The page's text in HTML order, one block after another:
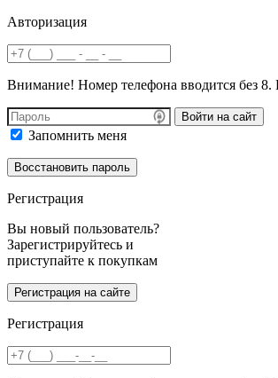
Авторизация
Внимание! Номер телефона вводится без
Войти на сайт
Запомнить меня
Регистрация
Вы новый пользователь?
Зарегистрируйтесь и
приступайте к покупкам
Регистрация